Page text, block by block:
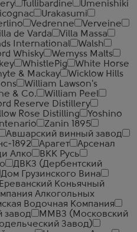
Tullibardine
Umenishiki
Urakasumi
Vedrenne
Verveine
de Varda
Villa Massa
International
Walsh
Whisky
Wemyss Malts
WhistlePig
White Horse
& Mackay
Wicklow Hills
William Lawson's
& Co.
William Peel
Reserve Distillery
Rose Distilling
Yoshino
Zanin 1895
Авшарский винный завод
1892 Арагет
Арсенал
Алко
ВКК Русь
ДВКЗ (Дербентский
Дом Грузинского Вина
Ереванский Коньячный
Алкогольных
Водочная Компания
завод
ММВЗ (Московский
Завод)